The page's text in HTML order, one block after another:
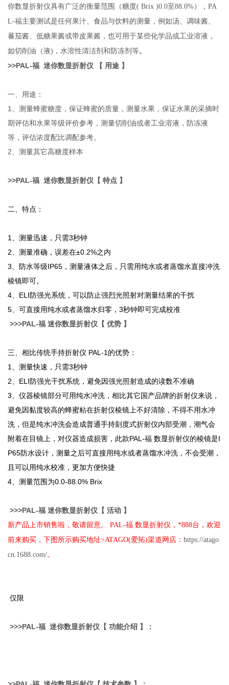
你数显折射仪具有广泛的衡量范围（糖度( Brix )0.0至88.0%），PA
L-福主要测试是任何果汁、食品与饮料的测量，例如汤、调味酱、
蕃茄酱、低糖果酱或带皮果酱，也可用于某些化学品或工业溶液，
如切削油（液)，水溶性清洁剂和防冻剂等。
>>PAL-福 迷你数显折射仪 【 用途 】
一、用途：
1、测量蜂蜜糖度，保证蜂蜜的质量，测量水果，保证水果的采摘时
期评估和水果等级评价参考，测量切削油或者工业溶液，防冻液
等，评估浓度配比调配参考。
2、测量其它高糖度样本
>>PAL-福 迷你数显折射仪 【 特点 】
二、特点：
1
、测量迅速，只需3秒钟
2 、测量准确，误差在±0.2%之内
3 、防水等级IP65，测量液体之后，只需用纯水或者蒸馏水直接冲洗
棱镜即可。
4 、ELI防强光系统，可以防止强烈光照射对测量结果的干扰
5 、可直接用纯水或者蒸馏水归零，3秒钟即可完成校准
>>>PAL-福 迷你数显折射仪 【 优势 】
三、相比传统手持折射仪 PAL-1的优势：
1
、测量快速，只需3秒钟
2 、ELI防强光干扰系统，避免因强光照射造成的读数不准确
3 、仪器棱镜部分可用纯水冲洗，相比其它国产品牌的折射仪来说，
避免因黏度较高的蜂蜜粘在折射仪棱镜上不好清除，不得不用水冲
洗，但是纯水冲洗会造成普通手持刻度式折射仪内部受潮，潮气会
附着在目镜上，对仪器造成损害，此款PAL-福 数显折射仪的棱镜是I
P65防水设计，测量之后可直接用纯水或者蒸馏水冲洗，不会受潮，
且可以用纯水校准，更加方便快捷
4 、测量范围为0.0-88.0% Brix
>>>PAL-福 迷你数显折射仪 【 活动 】
新产品上市销售啦，敬请留意。 PAL-福 数显折射仪，*888台，欢迎
前来购买，下图所示购买地址>ATAGO(爱拓)渠道网店：https://atago
cn.1688.com/。
仅限
>>>PAL-福 迷你数显折射仪 【 功能介绍 】：